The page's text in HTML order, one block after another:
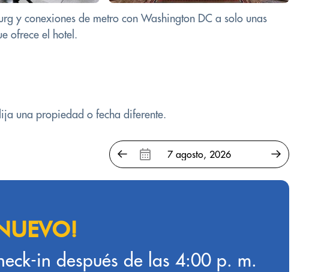
y conexiones de metro con Washington DC a solo unas
ofrece el hotel.
una propiedad o fecha diferente.
in después de las 4:00 p. m.